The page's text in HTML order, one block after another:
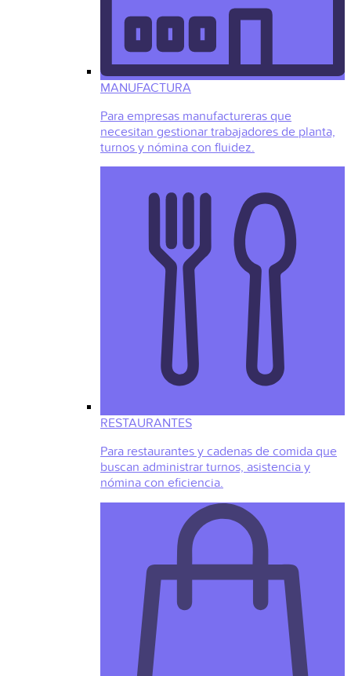
MANUFACTURA
Para empresas manufactureras que
necesitan gestionar trabajadores de planta,
turnos y nómina con fluidez.
RESTAURANTES
Para restaurantes y cadenas de comida que
buscan administrar turnos, asistencia y
nómina con eficiencia.